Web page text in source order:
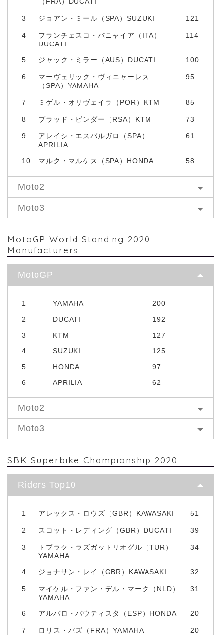
（FRA）DUCATI
3 ジョアン・ミール（SPA）SUZUKI 121
4
フランチェスコ・バニャイア（ITA）
DUCATI
114
5 ジャック・ミラー（AUS）DUCATI 100
6
マーヴェリック・ヴィニャーレス
（SPA）YAMAHA
95
7 ミゲル・オリヴェイラ（POR）KTM 85
8 ブラッド・ビンダー（RSA）KTM 73
9
アレイシ・エスパルガロ（SPA）
APRILIA
61
10 マルク・マルケス（SPA）HONDA 58
Moto2
Moto3
MotoGP World Standing 2020
Manufacturers
MotoGP
1 YAMAHA
200
2
DUCATI
192
3
KTM
127
4
SUZUKI
125
5
HONDA
97
6
APRILIA 62
Moto2
Moto3
SBK Superbike Championship 2020
Riders Top10
1 アレックス・ロウズ（GBR）KAWASAKI 51
2 スコット・レディング（GBR）DUCATI 39
3
トプラク・ラズガットリオグル（TUR）
YAMAHA
34
4 ジョナサン・レイ（GBR）KAWASAKI 32
5
マイケル・ファン・デル・マーク（NLD）
YAMAHA
31
6 アルバロ・バウティスタ（ESP）HONDA 20
7 ロリス・バズ（FRA）YAMAHA 20